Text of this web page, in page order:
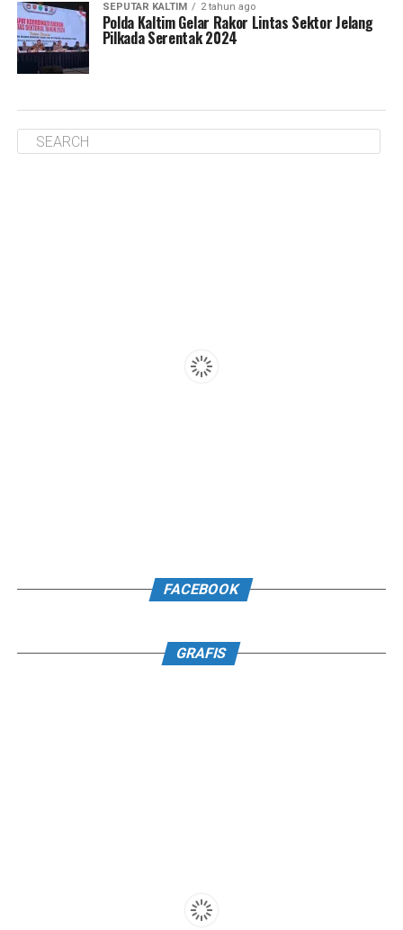
SEPUTAR KALTIM 2 tahun ago
Polda Kaltim Gelar Rakor Lintas Sektor Jelang
Pilkada Serentak 2024
FACEBOOK
GRAFIS